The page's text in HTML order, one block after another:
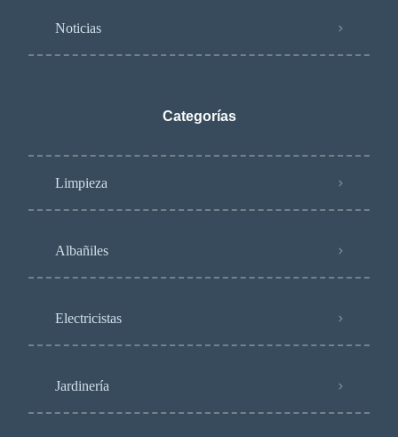
Noticias
Categorías
Limpieza
Albañiles
Electricistas
Jardinería